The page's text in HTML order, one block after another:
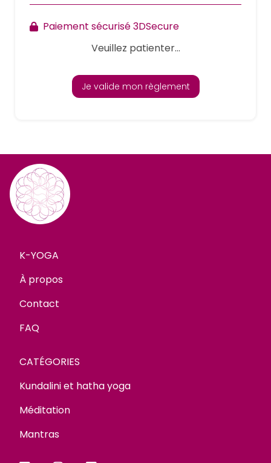
Paiement sécurisé 3DSecure
Veuillez patienter...
Je valide mon règlement
K-YOGA
À propos
Contact
FAQ
CATÉGORIES
Kundalini et hatha yoga
Méditation
Mantras